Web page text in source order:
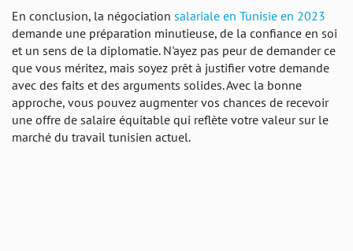
En conclusion, la négociation salariale en Tunisie en 2023
demande une préparation minutieuse, de la confiance en soi
et un sens de la diplomatie. N'ayez pas peur de demander ce
que vous méritez, mais soyez prêt à justifier votre demande
avec des faits et des arguments solides. Avec la bonne
approche, vous pouvez augmenter vos chances de recevoir
une offre de salaire équitable qui reflète votre valeur sur le
marché du travail tunisien actuel.